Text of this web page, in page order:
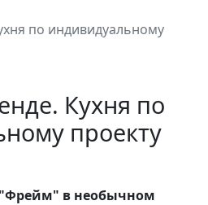
по индивидуальному
Кухня по
проекту
"Фрейм" в необычном